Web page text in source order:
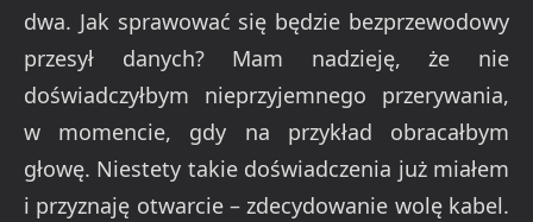
dwa. Jak sprawować się będzie bezprzewodowy
przesył danych? Mam nadzieję, że nie
doświadczyłbym nieprzyjemnego przerywania,
w momencie, gdy na przykład obracałbym
głowę. Niestety takie doświadczenia już miałem
i przyznaję otwarcie – zdecydowanie wolę kabel.